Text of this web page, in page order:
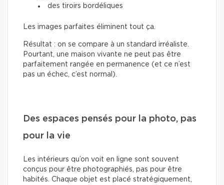
des tiroirs bordéliques
Les images parfaites éliminent tout ça.
Résultat : on se compare à un standard irréaliste.
Pourtant, une maison vivante ne peut pas être
parfaitement rangée en permanence (et ce n’est
pas un échec, c’est normal).
Des espaces pensés pour la photo, pas
pour la vie
Les intérieurs qu’on voit en ligne sont souvent
conçus pour être photographiés, pas pour être
habités. Chaque objet est placé stratégiquement,